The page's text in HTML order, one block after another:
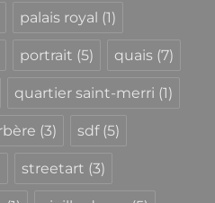
palais royal (1)
portrait (5) quais (7)
quartier saint-merri (1)
(3) sdf(5)
streetart (3)